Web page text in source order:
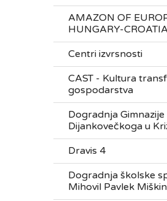
AMAZON OF
HUNGARY-CROATIA
Centri izvrsnosti
CAST - Kultura
gospodarstva
Dogradnja
Dijankovečkoga u
Dravis 4
Dogradnja školske
Mihovil Pavlek